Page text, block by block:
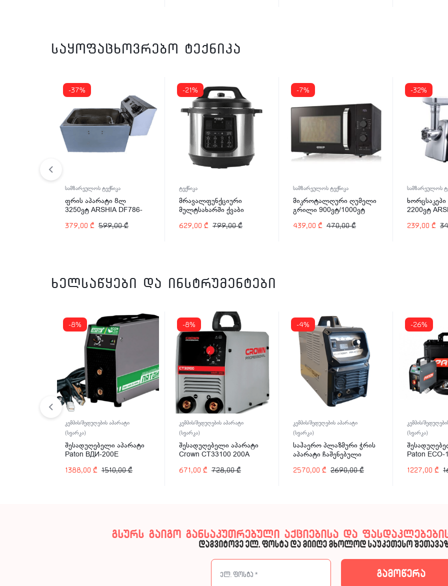
საყოფაცხოვრებო ტექნიკა
-37%
სამზარეულოს ტექნიკა
ფრის აპარატი 8ლ
3250ვტ ARSHIA DF786-
599,00₾
379,00 ₾
-21%
ტექნიკა
მრავალფუნქციური
მულტსახარში ქვაბი
ვტ
799,00₾
629,00 ₾
-7%
სამზარეულოს ტექნიკა
მიკროტალღური ღუმელი
გრილი 900ვტ/1000ვტ
2574
470,00₾
439,00 ₾
-32%
სამზარეულოს
2200ვტ
239,00 ₾
ხელსაწყები და ინსტრუმენტები
-8%
კემპის/შედუღების აპარატი
(სვარკა)
შესადუღებელი აპარატი
Paton ВДИ-200E
1510,00₾
1388,00 ₾
-8%
კემპის/შედუღების აპარატი
(სვარკა)
შესადუღებელი აპარატი
Crown CT33100 200A
728,00₾
671,00 ₾
-4%
კემპის/შედუღების აპარატი
(სვარკა)
საჰაერო პლაზმური ჭრის
აპარატი ჩაშენებული
Kraft WDK-40CUT-C 40A
2690,00₾
2570,00 ₾
-26%
კემპის/
(სვარკა)
Paton ECO-
1227,00 ₾
გსურს გაიგო განსაკუთრებული აქციებისა და
დაგვიტოვე ელ. ფოსტა და მიიღე მხოლოდ საუკეთესო